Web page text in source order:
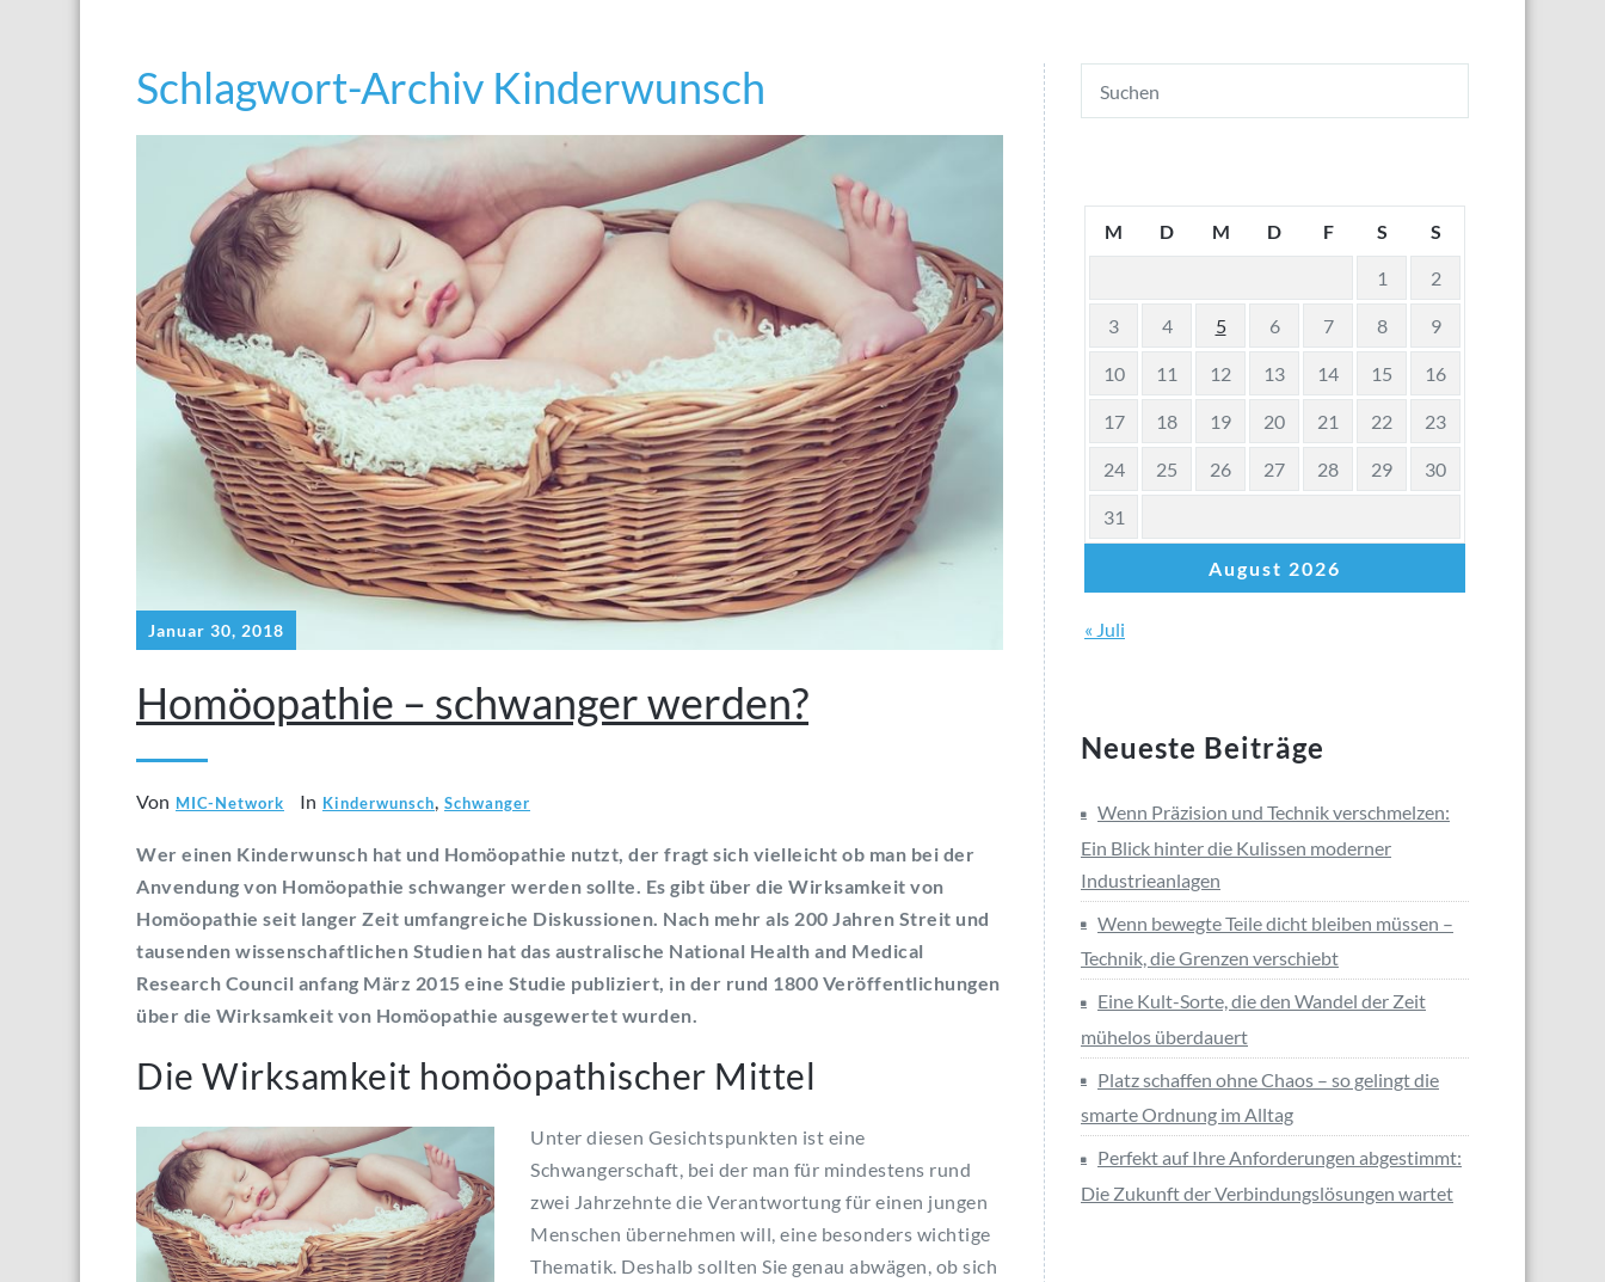
Schlagwort-Archiv Kinderwunsch
Januar 30, 2018
Homöopathie – schwanger werden?
Von MIC-Network In Kinderwunsch, Schwanger
Wer einen Kinderwunsch hat und Homöopathie nutzt, der fragt sich vielleicht ob man bei der
Anvendung von Homöopathie schwanger werden sollte. Es gibt über die Wirksamkeit von
Homöopathie seit langer Zeit umfangreiche Diskussionen. Nach mehr als 200 Jahren Streit und
tausenden wissenschaftlichen Studien hat das australische National Health and Medical
Research Council anfang März 2015 eine Studie publiziert, in der rund 1800 Veröffentlichungen
über die Wirksamkeit von Homöopathie ausgewertet wurden.
Die Wirksamkeit homöopathischer Mittel
Unter diesen Gesichtspunkten ist eine
Schwangerschaft, bei der man für mindestens rund
zwei Jahrzehnte die Verantwortung für einen jungen
Menschen übernehmen will, eine besonders wichtige
Thematik. Deshalb sollten Sie genau abwägen, ob sich
August 2026
M D M D F S S
1 2
3 4 5 6 7 8 9
10 11 12 13 14 15 16
17 18 19 20 21 22 23
24 25 26 27 28 29 30
31
« Juli
Neueste Beiträge
Wenn Präzision und Technik verschmelzen:
Ein Blick hinter die Kulissen moderner
Industrieanlagen
Wenn bewegte Teile dicht bleiben müssen –
Technik, die Grenzen verschiebt
Eine Kult-Sorte, die den Wandel der Zeit
mühelos überdauert
Platz schaffen ohne Chaos – so gelingt die
smarte Ordnung im Alltag
Perfekt auf Ihre Anforderungen abgestimmt:
Die Zukunft der Verbindungslösungen wartet